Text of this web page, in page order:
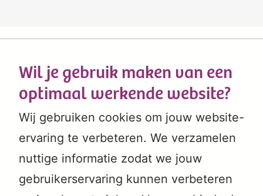
Wil je gebruik maken van een
optimaal werkende website?
Wij gebruiken cookies om jouw website-
ervaring te verbeteren. We verzamelen
nuttige informatie zodat we jouw
gebruikerservaring kunnen verbeteren